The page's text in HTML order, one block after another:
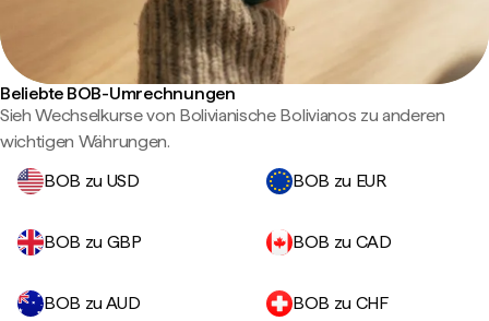
Beliebte BOB-Umrechnungen
Sieh Wechselkurse von Bolivianische Bolivianos zu anderen
wichtigen Währungen.
BOB zu USD
BOB zu EUR
BOB zu GBP BOB zu CAD
BOB zu AUD BOB zu CHF